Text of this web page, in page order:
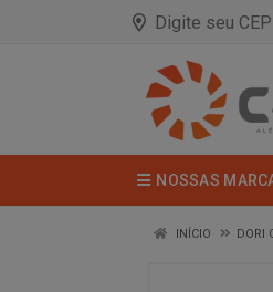
Digite seu CEP
NOSSAS
INÍCIO DORI